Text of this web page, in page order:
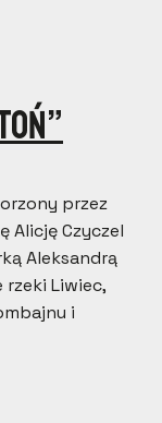
przez
Alicję Czyczel
Aleksandrą
rzeki Liwiec,
i